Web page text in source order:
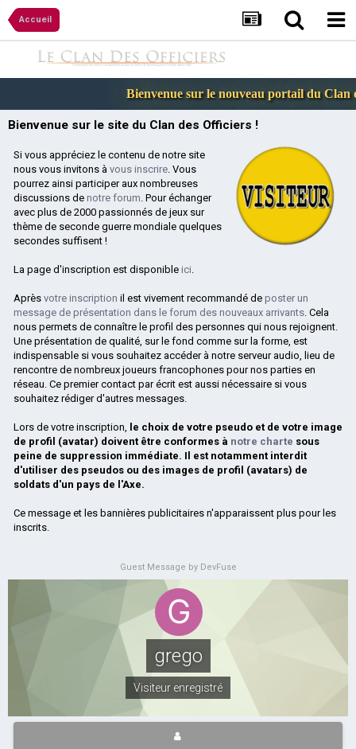
Accueil
Bienvenue sur le nouveau portail du Clan
Bienvenue sur le site du Clan des Officiers !
Si vous appréciez le contenu de notre site
nous vous invitons à vous inscrire. Vous
pourrez ainsi participer aux nombreuses
discussions de notre forum. Pour échanger
avec plus de 2000 passionnés de jeux sur
thème de seconde guerre mondiale quelques
secondes suffisent !
La page d'inscription est disponible ici.
Après votre inscription il est vivement recommandé de poster un
message de présentation dans le forum des nouveaux arrivants. Cela
nous permets de connaître le profil des personnes qui nous rejoignent.
Une présentation de qualité, sur le fond comme sur la forme, est
indispensable si vous souhaitez accéder à notre serveur audio, lieu de
rencontre de nombreux joueurs francophones pour nos parties en
réseau. Ce premier contact par écrit est aussi nécessaire si vous
souhaitez rédiger d'autres messages.
Lors de votre inscription, le choix de votre pseudo et de votre image
de profil (avatar) doivent être conformes à notre charte sous
peine de suppression immédiate. Il est notamment interdit
d'utiliser des pseudos ou des images de profil (avatars) de
soldats d'un pays de l'Axe.
Ce message et les bannières publicitaires n'apparaissent plus pour les
inscrits.
Guest Message by DevFuse
grego
Visiteur enregistré